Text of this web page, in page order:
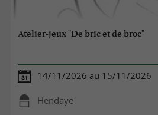
Atelier-jeux "De bric et de broc"
14/11/2026 au 15/11/2026
Hendaye